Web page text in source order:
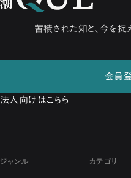
蓄積された知と、今を捉
会員
法人向けはこちら
ジャンル カテゴリ